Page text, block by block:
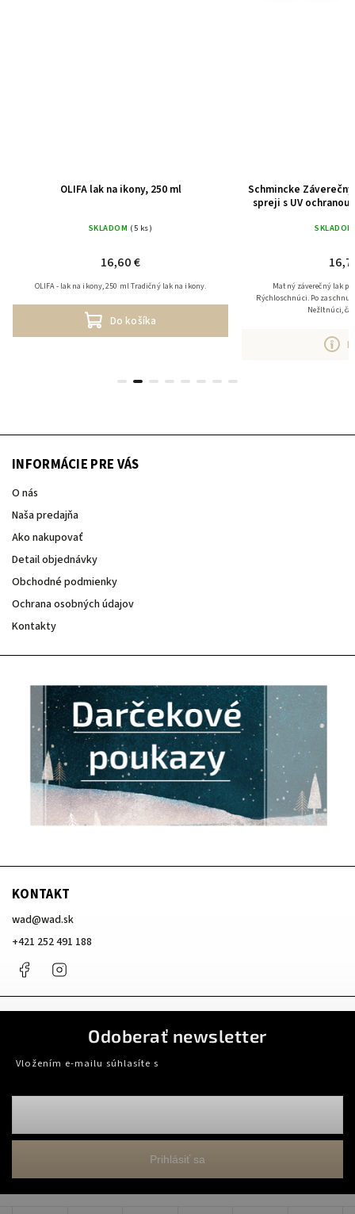
OLIFA lak na ikony, 250 ml
SKLADOM (5 ks)
16,60 €
Do košíka
OLIFA - lak na ikony, 250 ml Tradičný lak na ikony.
Schmincke
spreji s UV
SKLADOM
Matný záverečný lak
Rýchloschnúci. Po
Nežltnúci,
INFORMÁCIE PRE VÁS
O nás
Naša predajňa
Ako nakupovať
Detail objednávky
Obchodné podmienky
Ochrana osobných údajov
Kontakty
KONTAKT
wad@wad.sk
+421 252 491 188
Facebook
Odoberať newsletter
Vložením e-mailu súhlasíte s
Prihlásiť sa